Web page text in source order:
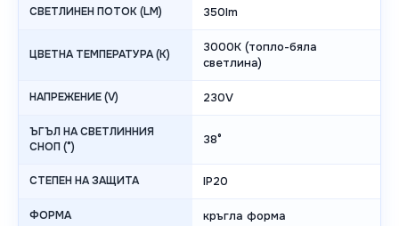
СВЕТЛИНЕН ПОТОК (LM) 350lm
ЦВЕТНА ТЕМПЕРАТУРА (K)
3000K (топло-бяла
светлина)
НАПРЕЖЕНИЕ (V) 230V
ЪГЪЛ НА СВЕТЛИННИЯ
СНОП (°)
38°
СТЕПЕН НА ЗАЩИТА IP20
ФОРМА кръгла форма